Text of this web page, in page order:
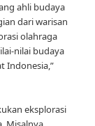
ahli budaya
dari warisan
olahraga
nilai budaya
Indonesia,”
eksplorasi